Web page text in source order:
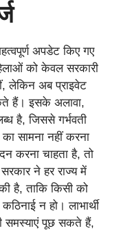
अपडेट किए गए
को केवल सरकारी
लेकिन अब प्राइवेट
हैं। इसके अलावा,
है, जिससे गर्भवती
सामना नहीं करना
करना चाहता है, तो
ने हर राज्य में
है, ताकि किसी को
न हो। लाभार्थी
समस्याएं पूछ सकते हैं,